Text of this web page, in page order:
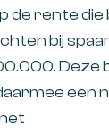
de rente die
bij
Deze
een